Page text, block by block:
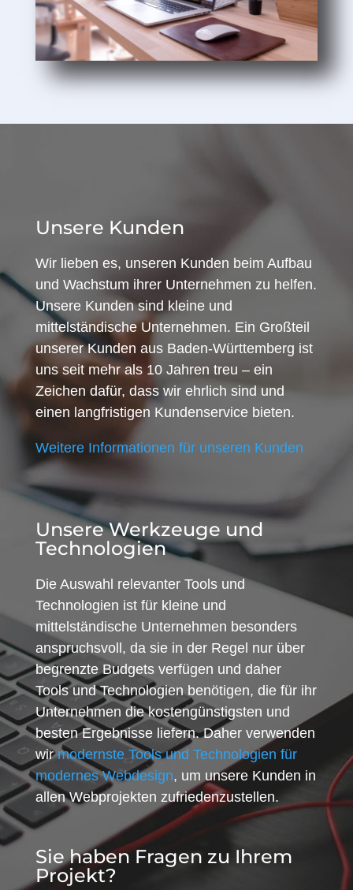
Unsere Kunden
Wir lieben es, unseren Kunden beim Aufbau
und Wachstum ihrer Unternehmen zu helfen.
Unsere Kunden sind kleine und
mittelständische Unternehmen. Ein Großteil
unserer Kunden aus Baden-Württemberg ist
uns seit mehr als 10 Jahren treu – ein
Zeichen dafür, dass wir ehrlich sind und
einen langfristigen Kundenservice bieten.
Weitere Informationen für unseren Kunden
Unsere Werkzeuge und
Technologien
Die Auswahl relevanter Tools und
Technologien ist für kleine und
mittelständische Unternehmen besonders
anspruchsvoll, da sie in der Regel nur über
begrenzte Budgets verfügen und daher
Tools und Technologien benötigen, die für ihr
Unternehmen die kostengünstigsten und
besten Ergebnisse liefern. Daher verwenden
wirmodernste Tools und Technologien für
modernes Webdesign, um unsere Kunden in
allen Webprojekten zufriedenzustellen.
Sie haben Fragen zu Ihrem
Projekt?